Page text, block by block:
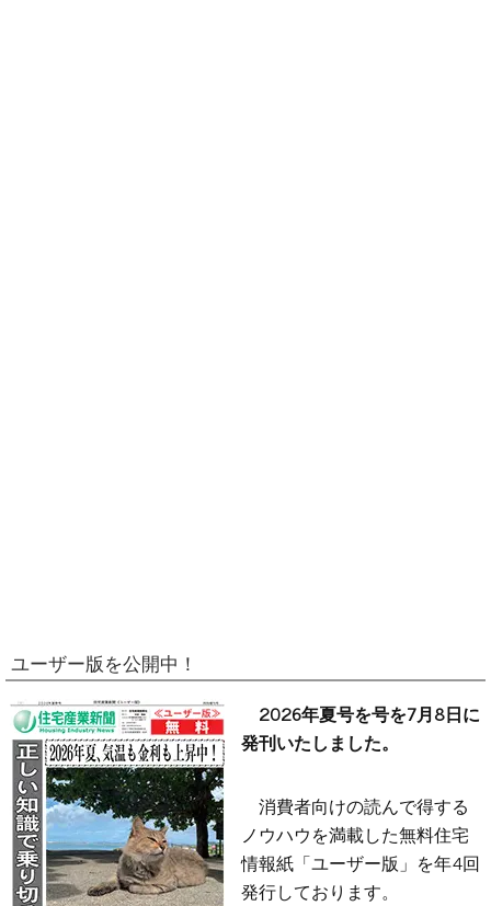
ユーザー版を公開中！
2026年夏号を号を7月8日に
発刊いたしました。
消費者向けの読んで得する
ノウハウを満載した無料住宅
情報紙「ユーザー版」を年4回
発行しております。